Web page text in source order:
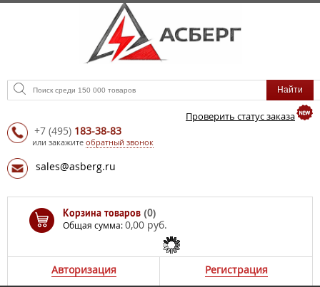
Проверить статус заказа
+7 (495) 183-38-83
или закажите обратный звонок
sales@asberg.ru
Корзина товаров (0)
Общая сумма:0,00 руб.
Авторизация Регистрация